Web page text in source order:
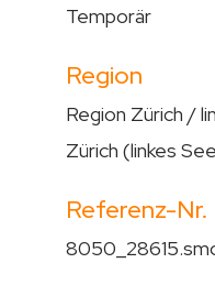
Temporär
Region
Region Zürich /
Zürich (linkes
Referenz-Nr.